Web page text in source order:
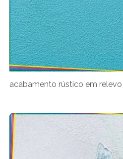
acabamento rústico em relevo